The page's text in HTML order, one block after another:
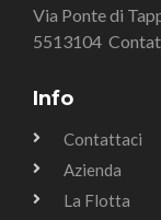
Via Ponte di
5513104
Info
Contattaci
Azienda
La Flotta